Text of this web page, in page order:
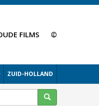
FILMS ©
ZUID-HOLLAND